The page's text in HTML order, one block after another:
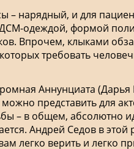
– нарядный, и для
одеждой, формой
Впрочем, клыками
требовать
Аннунциата (Дарья
представить для
– в общем, абсолютно
Андрей Седов в этой
легко верить и легко